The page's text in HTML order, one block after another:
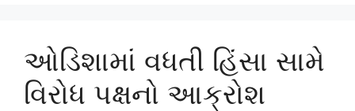
ઓડિશામાં વધતી હિંસા સામે
વિરોધ પક્ષનો આક્રોશ